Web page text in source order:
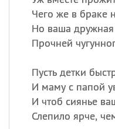
Чего же в браке
Но ваша дружная
Прочней
Пусть детки
И маму с папой
И чтоб сиянье
Слепило ярче,